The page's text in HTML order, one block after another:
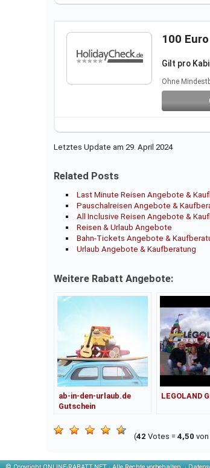
100
Gilt pro
Ohne
Letztes Update am 29. April 2024
Related Posts
Last Minute Reisen Angebote &
Pauschalreisen Angebote &
All Inclusive Reisen Angebote &
Reisen & Urlaub Angebote
Bahn-Tickets Angebote &
Urlaub Angebote & Kaufberatung
Weitere Rabatt Angebote:
ab-in-den-urlaub.de
Gutschein
LEGOLAND
(42 Votes = 4,50